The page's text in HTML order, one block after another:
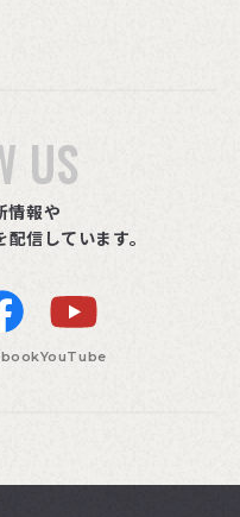
US
情報や
信しています。
YouTube